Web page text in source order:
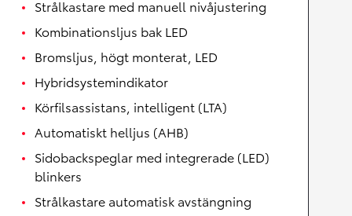
Strålkastare med manuell nivåjustering
Kombinationsljus bak LED
Bromsljus, högt monterat, LED
Hybridsystemindikator
Körfilsassistans, intelligent (LTA)
Automatiskt helljus (AHB)
Sidobackspeglar med integrerade (LED)
blinkers
Strålkastare automatisk avstängning